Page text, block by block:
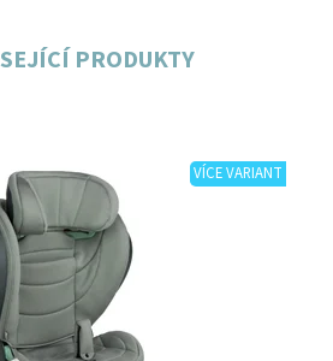
PRODUKTY
VÍCE VARIANT
Skladem